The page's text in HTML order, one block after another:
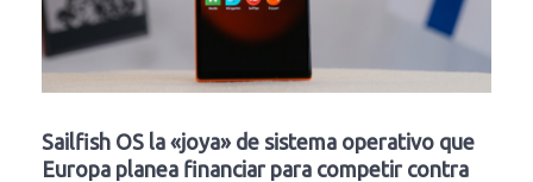
Sailfish OS la «joya» de sistema operativo que
Europa planea financiar para competir contra